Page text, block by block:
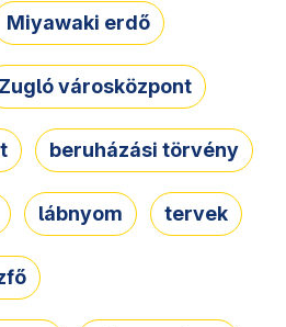
Miyawaki erdő
Zugló városközpont
beruházási törvény
lábnyom tervek